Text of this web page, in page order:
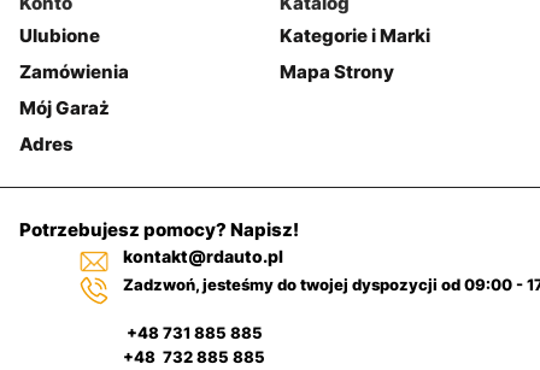
Ulubione
Zamówienia
Mój Garaż
Adres
Kategorie i Marki
Mapa Strony
Potrzebujesz pomocy? Napisz!
kontakt@rdauto.pl
Zadzwoń, jesteśmy do twojej dyspozycji od 09:00 -
+48 731 885 885
+48 732 885 885